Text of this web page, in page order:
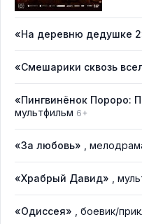
«На деревню дедушке
«Смешарики сквозь
«Пингвинёнок Пороро:
мультфильм 6+
«За любовь» ,
«Храбрый Давид» ,
«Одиссея» , боевик/